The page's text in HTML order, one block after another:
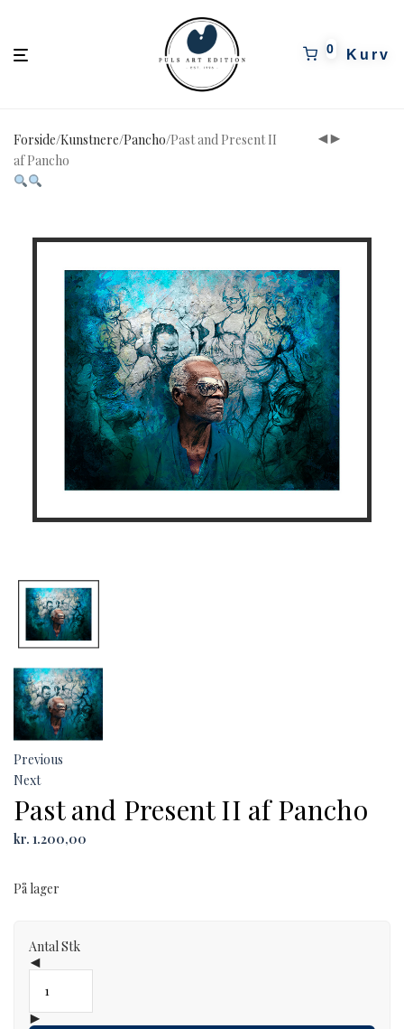
0
Forside/Kunstnere/Pancho/Past and Present II
af Pancho
Previous
Next
Past and Present II af Pancho
kr. 1.200,00
På lager
AntalStk